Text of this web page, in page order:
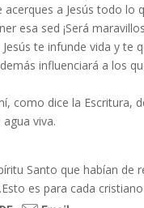
a Jesús todo lo
esa sed ¡Será
te infunde vida y te
influenciará a los
como dice la Escritura,
viva.
Santo que habían de
es para cada